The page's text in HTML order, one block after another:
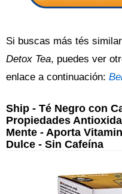
Si buscas más tés
Detox Tea, puedes ver
enlace a continuación:
Ship - Té Negro con
Propiedades
Mente - Aporta
Dulce - Sin Cafeína